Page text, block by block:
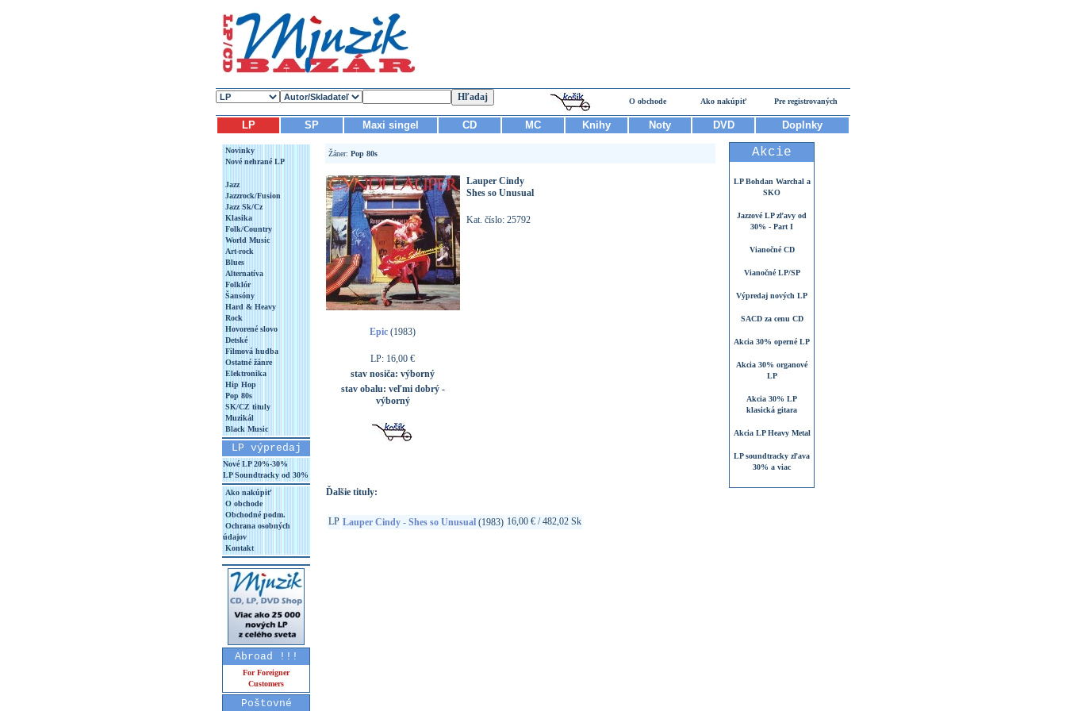
O obchode Ako nakúpiť Pre registrovaných
LP SP Maxi singel CD MC Knihy Noty DVD Doplnky
Novinky
Nové nehrané LP
Jazz
Jazzrock/Fusion
Jazz Sk/Cz
Klasika
Folk/Country
World Music
Art-rock
Blues
Alternatíva
Folklór
Šansóny
Hard & Heavy
Rock
Hovorené slovo
Detské
Filmová hudba
Ostatné žánre
Elektronika
Hip Hop
Pop 80s
SK/CZ tituly
Muzikál
Black Music
LP výpredaj
Nové LP 20%-30%
LP Soundtracky od 30%
Ako nakúpiť
O obchode
Obchodné podm.
Ochrana osobných
údajov
Kontakt
Abroad !!!
For Foreigner
Customers
Poštovné
Žáner: Pop 80s
Epic (1983)
LP: 16,00 €
stav nosiča: výborný
stav obalu: veľmi dobrý -
výborný
Lauper Cindy
Shes so Unusual
Kat. číslo: 25792
Ďalšie tituly:
LP Lauper Cindy - Shes so Unusual(1983) 16,00 € / 482,02 Sk
Akcie
LP Bohdan Warchal a
SKO
Jazzové LP zľavy od
30% - Part I
Vianočné CD
Vianočné LP/SP
Výpredaj nových LP
SACD za cenu CD
Akcia 30% operné LP
Akcia 30% organové
LP
Akcia 30% LP
klasická gitara
Akcia LP Heavy Metal
LP soundtracky zľava
30% a viac